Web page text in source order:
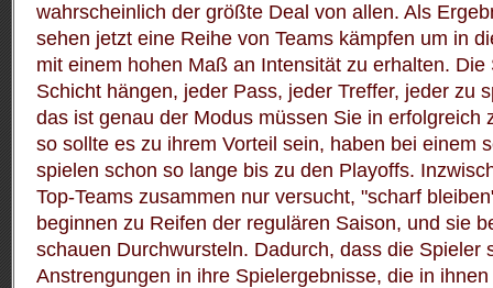
wahrscheinlich der größte Deal von allen. Als
sehen jetzt eine Reihe von Teams kämpfen um in
mit einem hohen Maß an Intensität zu erhalten. Die
Schicht hängen, jeder Pass, jeder Treffer, jeder zu
das ist genau der Modus müssen Sie in erfolgreich
so sollte es zu ihrem Vorteil sein, haben bei einem
spielen schon so lange bis zu den Playoffs.
Top-Teams zusammen nur versucht, "scharf
beginnen zu Reifen der regulären Saison, und sie
schauen Durchwursteln. Dadurch, dass die Spieler
Anstrengungen in ihre Spielergebnisse, die in